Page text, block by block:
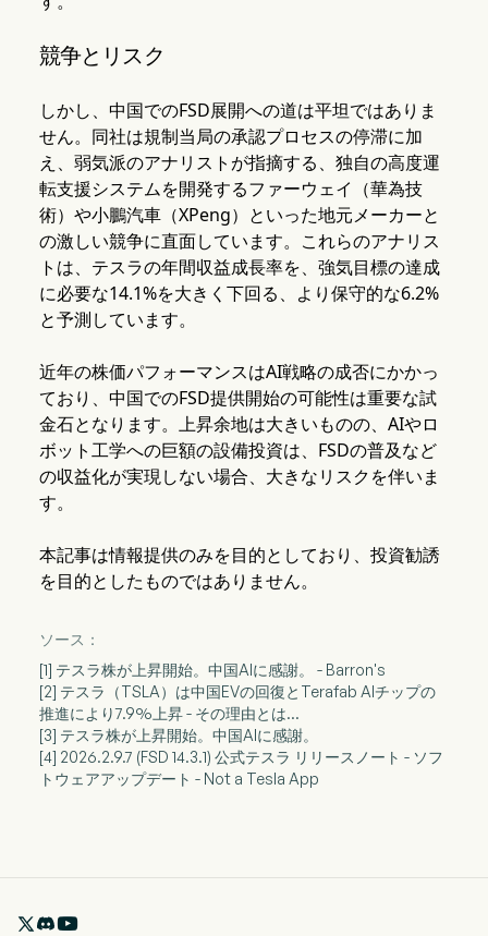
競争とリスク
しかし、中国でのFSD展開への道は平坦ではありま
せん。同社は規制当局の承認プロセスの停滞に加
え、弱気派のアナリストが指摘する、独自の高度運
転支援システムを開発するファーウェイ（華為技
術）や小鵬汽車（XPeng）といった地元メーカーと
の激しい競争に直面しています。これらのアナリス
トは、テスラの年間収益成長率を、強気目標の達成
に必要な14.1%を大きく下回る、より保守的な6.2%
と予測しています。
近年の株価パフォーマンスはAI戦略の成否にかかっ
ており、中国でのFSD提供開始の可能性は重要な試
金石となります。上昇余地は大きいものの、AIやロ
ボット工学への巨額の設備投資は、FSDの普及など
の収益化が実現しない場合、大きなリスクを伴いま
す。
本記事は情報提供のみを目的としており、投資勧誘
を目的としたものではありません。
ソース：
[1] テスラ株が上昇開始。中国AIに感謝。 - Barron's
[2] テスラ（TSLA）は中国EVの回復とTerafab AIチップの
推進により7.9%上昇 - その理由とは...
[3] テスラ株が上昇開始。中国AIに感謝。
[4] 2026.2.9.7 (FSD 14.3.1) 公式テスラ リリースノート - ソフ
トウェアアップデート - Not a Tesla App
